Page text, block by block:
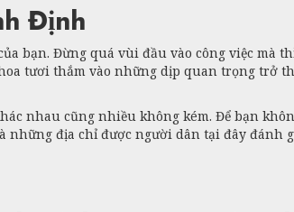
Định
bạn. Đừng quá vùi đầu vào công việc
tươi thắm vào những dịp quan trọng trở
nhau cũng nhiều không kém. Để bạn
những địa chỉ được người dân tại đây đánh